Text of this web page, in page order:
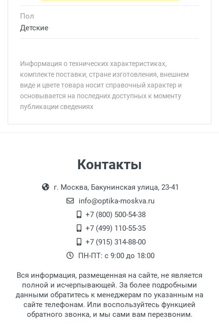
Пол
Детские
Информация о технических характеристиках,
комплекте поставки, стране изготовления, внешнем
виде и цвете товара носит справочный характер и
основывается на последних доступных к моменту
публикации сведениях
Самовывоз.
Оплата товара производится
наличными непосредственно на пункте
выдачи товара.
Перечисление средств на расчетный счет.
18:00, по субботам с 11:00 до 15:00, в
офисе по адресу: г. Москва,
Переведеновский переулок 17, корпус 1,
второй этаж, тел. +7 (499) 110-55-35.
После того, как заказ поступает в пункт
выдачи, наш менеджер связывается с
клиентом и оповещает о поступлении
Для получения товара при себе
обязательно иметь паспорт.
Заказ необходимо забрать в течение 3
рабочих дней с момента поступления на
Контакты
г. Москва, Бакунинская улица, 23-41
info@optika-moskva.ru
+7 (800) 500-54-38
+7 (499) 110-55-35
+7 (915) 314-88-00
ПН-ПТ: с 9:00 до 18:00
Вся информация, размещенная на сайте, не является
полной и исчерпывающей. За более подробными
данными обратитесь к менеджерам по указанным на
сайте телефонам. Или воспользуйтесь функцией
обратного звонка, и мы сами вам перезвоним.